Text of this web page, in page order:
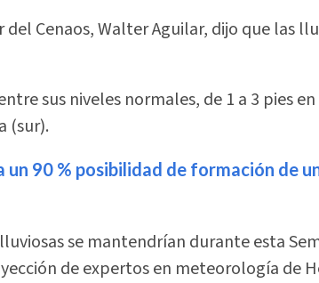
Cenaos, Walter Aguilar, dijo que las
sus niveles normales, de 1 a 3 pies
(sur).
un 90 % posibilidad de formación de
se mantendrían durante esta
de expertos en meteorología de